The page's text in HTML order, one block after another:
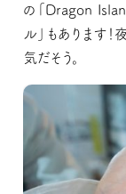
の「Dragon
ル」もあります
気だそう。